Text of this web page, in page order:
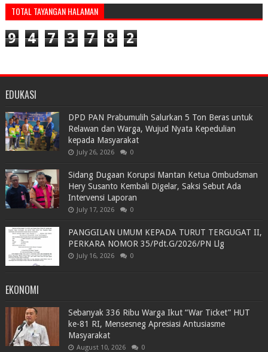
TOTAL TAYANGAN HALAMAN
9 4 7 3 7 8 2
EDUKASI
DPD PAN Prabumulih Salurkan 5 Ton Beras untuk
Relawan dan Warga, Wujud Nyata Kepedulian
kepada Masyarakat
July 26, 2026 0
Sidang Dugaan Korupsi Mantan Ketua Ombudsman
Hery Susanto Kembali Digelar, Saksi Sebut Ada
Intervensi Laporan
July 17, 2026 0
PANGGILAN UMUM KEPADA TURUT TERGUGAT II,
PERKARA NOMOR 35/Pdt.G/2026/PN Llg
July 16, 2026 0
EKONOMI
Sebanyak 336 Ribu Warga Ikut “War Ticket” HUT
ke-81 RI, Mensesneg Apresiasi Antusiasme
Masyarakat
August 10, 2026 0